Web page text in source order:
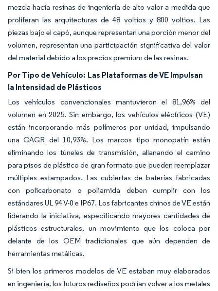
mezcla hacia resinas de ingeniería de alto valor a medida que
proliferan las arquitecturas de 48 voltios y 800 voltios. Las
piezas bajo el capó, aunque representan una porción menor del
volumen, representan una participación significativa del valor
del material debido a los precios premium de las resinas.
Por Tipo de Vehículo: Las Plataformas de VE Impulsan
la Intensidad de Plásticos
Los vehículos convencionales mantuvieron el 81,96% del
volumen en 2025. Sin embargo, los vehículos eléctricos (VE)
están incorporando más polímeros por unidad, impulsando
una CAGR del 10,93%. Los marcos tipo monopatín están
eliminando los túneles de transmisión, allanando el camino
para pisos de plástico de gran formato que pueden reemplazar
múltiples estampados. Las cubiertas de baterías fabricadas
con policarbonato o poliamida deben cumplir con los
estándares UL 94 V-0 e IP67. Los fabricantes chinos de VE están
liderando la iniciativa, especificando mayores cantidades de
plásticos estructurales, un movimiento que los coloca por
delante de los OEM tradicionales que aún dependen de
herramientas metálicas.
Si bien los primeros modelos de VE estaban muy elaborados
en ingeniería, los futuros rediseños podrían volver a los metales